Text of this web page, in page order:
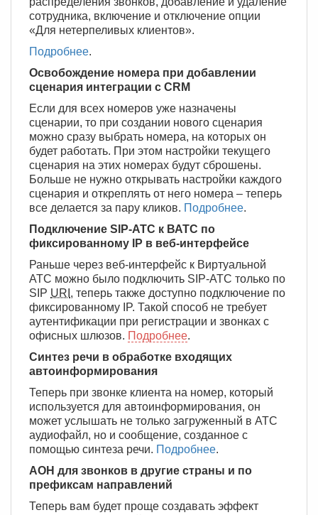
сотрудника, включение и отключение опции
«Для нетерпеливых клиентов».
Подробнее.
Освобождение номера при добавлении
сценария интеграции с CRM
Если для всех номеров уже назначены
сценарии, то при создании нового сценария
можно сразу выбрать номера, на которых он
будет работать. При этом настройки текущего
сценария на этих номерах будут сброшены.
Больше не нужно открывать настройки каждого
сценария и откреплять от него номера – теперь
все делается за пару кликов. Подробнее.
Подключение SIP-АТС к ВАТС по
фиксированному IP в веб-интерфейсе
Раньше через веб-интерфейс к Виртуальной
АТС можно было подключить SIP-АТС только по
SIP URI , теперь также доступно подключение по
фиксированному IP. Такой способ не требует
аутентификации при регистрации и звонках с
офисных шлюзов. Подробнее.
Синтез речи в обработке входящих
автоинформирования
Теперь при звонке клиента на номер, который
используется для автоинформирования, он
может услышать не только загруженный в АТС
аудиофайл, но и сообщение, созданное с
помощью синтеза речи. Подробнее.
АОН для звонков в другие страны и по
префиксам направлений
Теперь вам будет проще создавать эффект